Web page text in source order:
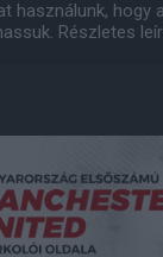
használunk, hogy
Részletes